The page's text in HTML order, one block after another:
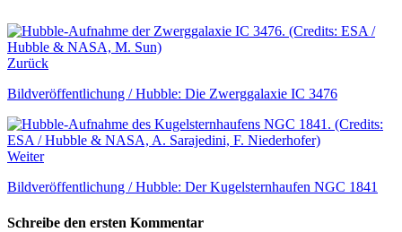
Zurück
Bildveröffentlichung / Hubble: Die Zwerggalaxie IC 3476
Weiter
Bildveröffentlichung / Hubble: Der Kugelsternhaufen NGC 1841
Schreibe den ersten Kommentar